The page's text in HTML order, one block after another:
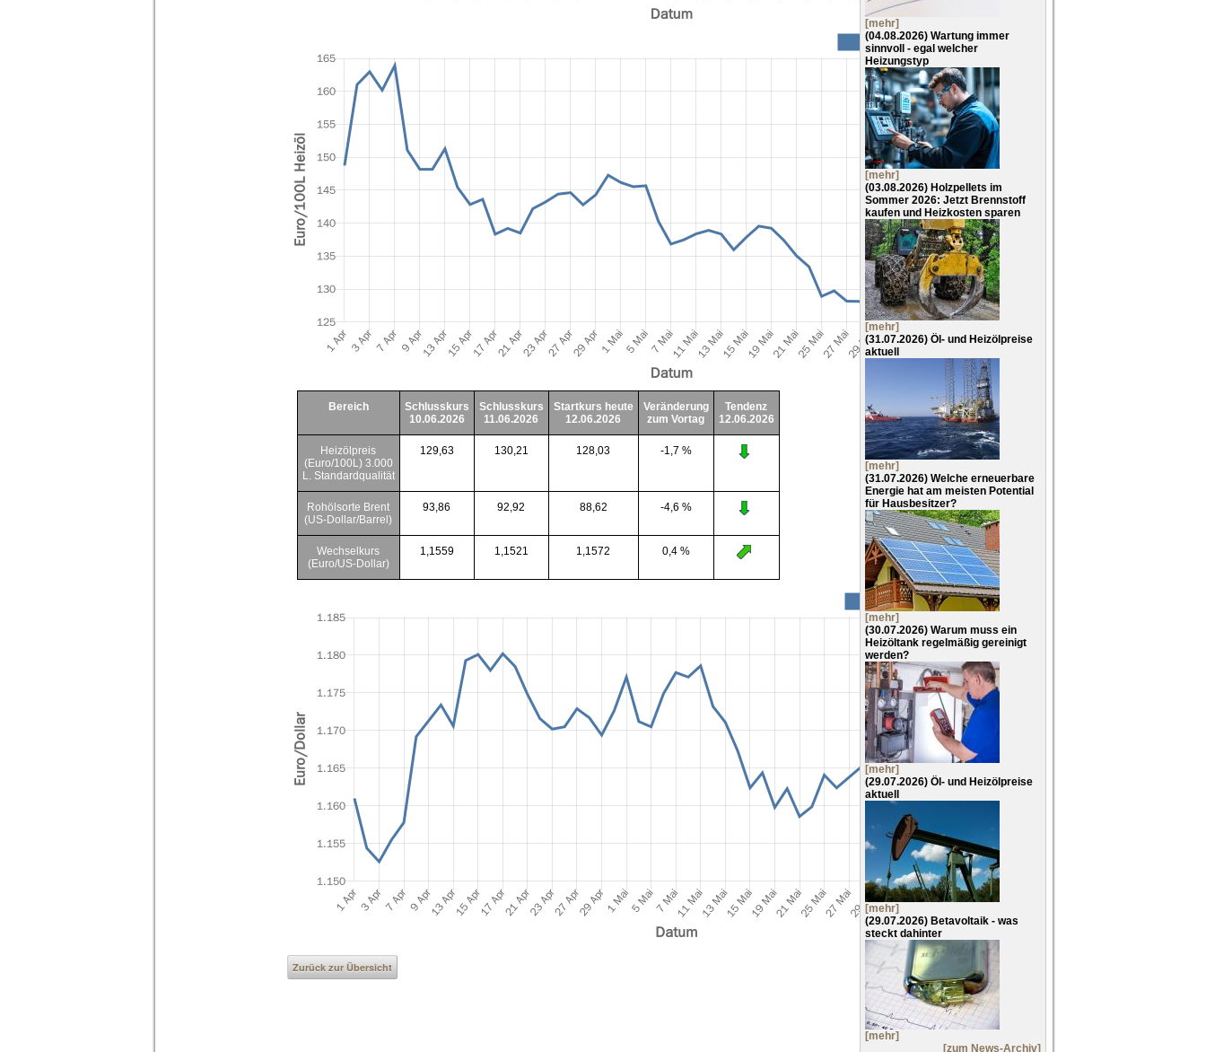
Bereich
Schlusskurs
10.06.2026
Schlusskurs
11.06.2026
Startkurs heute
12.06.2026
Veränderung
zum Vortag
Tendenz
12.06.2026
Heizölpreis
(Euro/100L) 3.000
L. Standardqualität
129,63 130,21 128,03 -1,7 %
Rohölsorte Brent
(US-Dollar/Barrel)
93,86 92,92 88,62 -4,6 %
Wechselkurs
(Euro/US-Dollar)
1,1559 1,1521 1,1572 0,4 %
Zurück zur Übersicht
[mehr]
(04.08.2026) Wartung immer
sinnvoll - egal welcher
Heizungstyp
[mehr]
(03.08.2026) Holzpellets im
Sommer 2026: Jetzt Brennstoff
kaufen und Heizkosten sparen
[mehr]
(31.07.2026) Öl- und Heizölpreise
aktuell
[mehr]
(31.07.2026) Welche erneuerbare
Energie hat am meisten Potential
für Hausbesitzer?
[mehr]
(30.07.2026) Warum muss ein
Heizöltank regelmäßig gereinigt
werden?
[mehr]
(29.07.2026) Öl- und Heizölpreise
aktuell
[mehr]
(29.07.2026) Betavoltaik - was
steckt dahinter
[mehr]
[zum News-Archiv]